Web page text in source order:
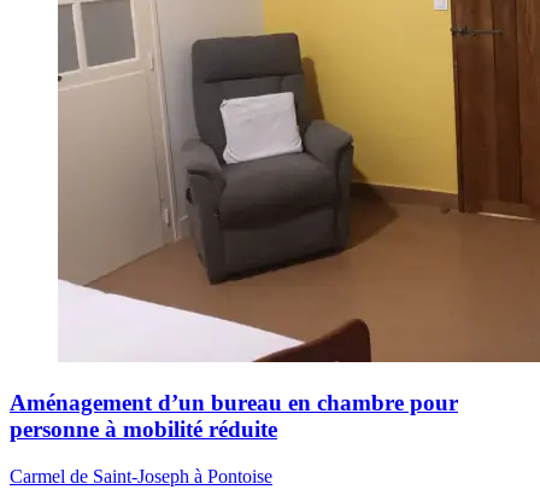
Aménagement d’un bureau en chambre pour
personne à mobilité réduite
Carmel de Saint-Joseph à Pontoise